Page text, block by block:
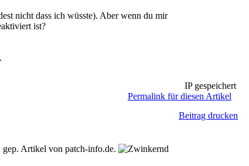
nicht dass ich wüsste). Aber wenn du mir
ist?
IP gespeichert
Permalink für diesen Artikel
Beitrag drucken
gep. Artikel von patch-info.de.